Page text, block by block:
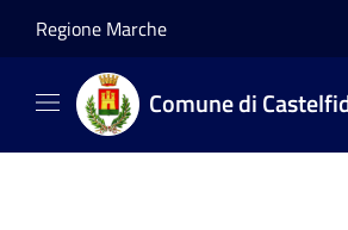
Regione Marche
Comune di